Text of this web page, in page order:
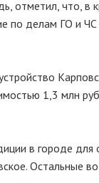
отметил, что, в
по делам ГО и
1,3 млн
в городе
Остальные